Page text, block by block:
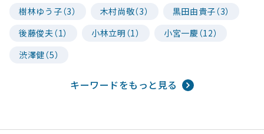
樹林ゆう子（3）
木村尚敬（3）
黒田由貴子（3）
後藤俊夫（1）
小林立明（1）
小宮一慶（12）
渋澤健（5）
キーワードをもっと見る